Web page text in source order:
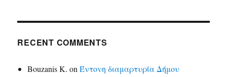
RECENT COMMENTS
Bouzanis K. onΈντονη διαμαρτυρία Δήμου